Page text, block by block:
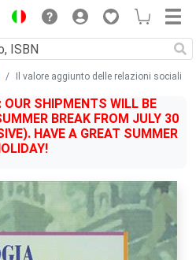
Il valore aggiunto delle relazioni sociali
OUR SHIPMENTS WILL BE
BREAK FROM JULY 30
HAVE A GREAT SUMMER